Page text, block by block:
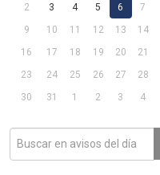
2
3 4 5 6 7
9
10 11 12 13 14
16
17 18 19 20 21
23
24 25 26 27 28
30
31 1 2 3 4